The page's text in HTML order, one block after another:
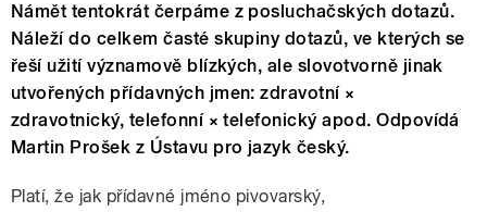
Námět tentokrát čerpáme z posluchačských dotazů.
Náleží do celkem časté skupiny dotazů, ve kterých se
řeší užití významově blízkých, ale slovotvorně jinak
utvořených přídavných jmen: zdravotní ×
zdravotnický, telefonní × telefonický apod. Odpovídá
Martin Prošek z Ústavu pro jazyk český.
Platí, že jak přídavné jméno pivovarský,